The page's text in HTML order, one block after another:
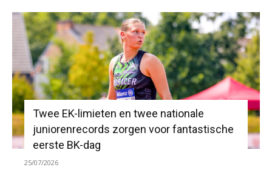
Twee EK-limieten en twee nationale
juniorenrecords zorgen voor fantastische
eerste BK-dag
25/07/2026